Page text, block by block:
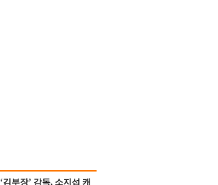
‘김부장’ 감독, 소지섭 캐